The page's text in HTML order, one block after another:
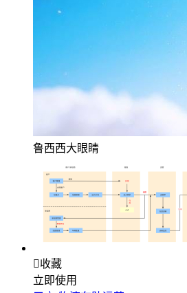
鲁西西大眼睛
收藏
立即使用